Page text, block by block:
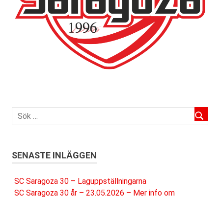
SENASTE INLÄGGEN
SC Saragoza 30 – Laguppställningarna
SC Saragoza 30 år – 23.05.2026 – Mer info om